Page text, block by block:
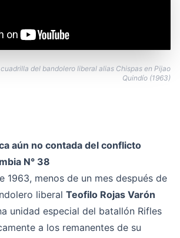
del bandolero liberal alias Chispas en Pijao
Quindío (1963)
aún no contada del conflicto
N° 38
menos de un mes después de
liberal Teofilo Rojas Varón
unidad especial del batallón Rifles
a los remanentes de su